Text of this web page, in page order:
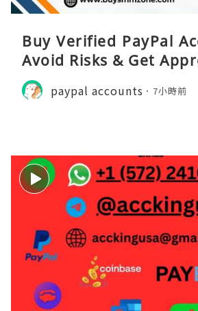
Buy Verified PayPal
Avoid Risks & Get
paypal accounts 7小時前